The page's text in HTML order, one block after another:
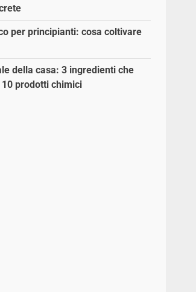
per principianti: cosa coltivare
della casa: 3 ingredienti che
prodotti chimici